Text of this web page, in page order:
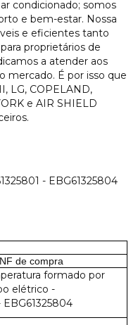
condicionado; somos
e bem-estar. Nossa
e eficientes tanto
proprietários de
a atender aos
mercado. É por isso que
LG, COPELAND,
e AIR SHIELD
- EBG61325804
de compra
formado por
elétrico -
EBG61325804